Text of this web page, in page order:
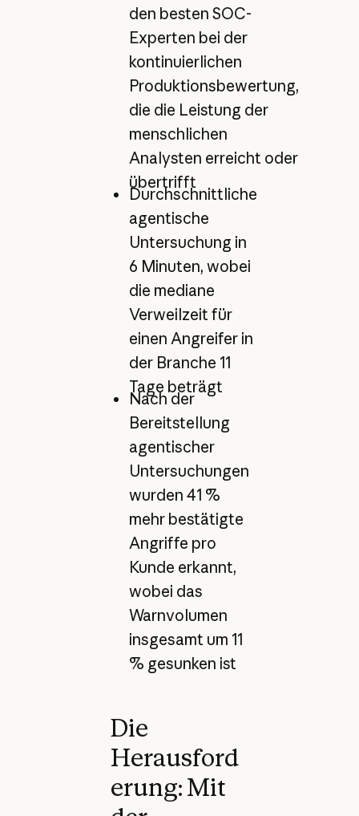
den besten SOC-
Experten bei der
kontinuierlichen
Produktionsbewertung,
die die Leistung der
menschlichen
Analysten erreicht oder
übertrifft
Durchschnittliche
agentische
Untersuchung in
6 Minuten, wobei
die mediane
Verweilzeit für
einen Angreifer in
der Branche 11
Tage beträgt
Nach der
Bereitstellung
agentischer
Untersuchungen
wurden 41 %
mehr bestätigte
Angriffe pro
Kunde erkannt,
wobei das
Warnvolumen
insgesamt um 11
% gesunken ist
Die
Herausford
erung: Mit